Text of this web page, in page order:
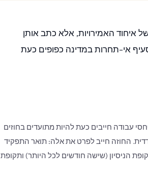
תקנות העבודה של איחוד האמירויות, אלא כתב אותן
אי-תחרות במדינה כפופים כעת
עבודה חייבים כעת להיות מתועדים בחוזים
החוזה חייב לפרט את אלה: תואר התפקיד
הניסיון (שישה חודשים לכל היותר) ותקופת